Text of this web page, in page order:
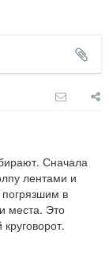
Сначала
лентами и
в
места. Это